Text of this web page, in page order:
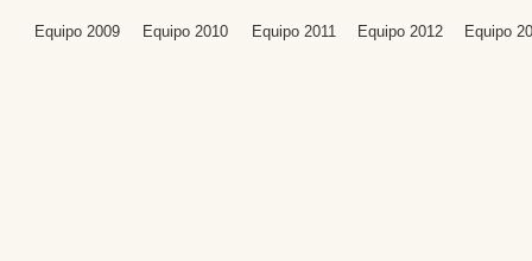
Equipo 2009 Equipo 2010 Equipo 2011 Equipo 2012 Equipo